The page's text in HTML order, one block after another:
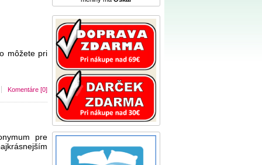
môžete pri
Komentáre [0]
pre